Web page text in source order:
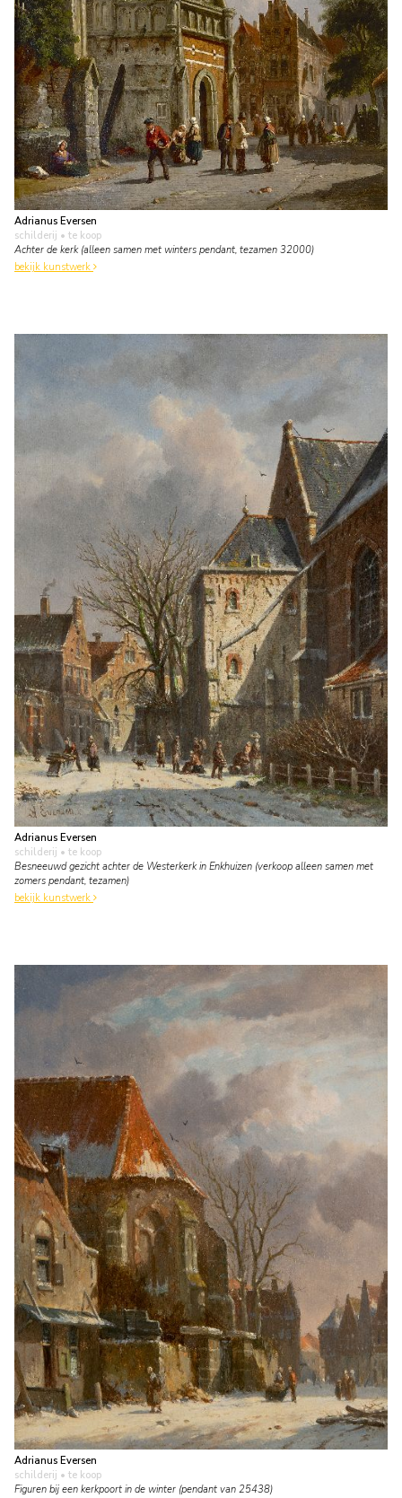
Adrianus Eversen
schilderij • te koop
Achter de kerk (alleen samen met winters pendant, tezamen 32000)
bekijk kunstwerk
Adrianus Eversen
schilderij • te koop
Besneeuwd gezicht achter de Westerkerk in Enkhuizen (verkoop alleen samen met
zomers pendant, tezamen)
bekijk kunstwerk
Adrianus Eversen
schilderij • te koop
Figuren bij een kerkpoort in de winter (pendant van 25438)